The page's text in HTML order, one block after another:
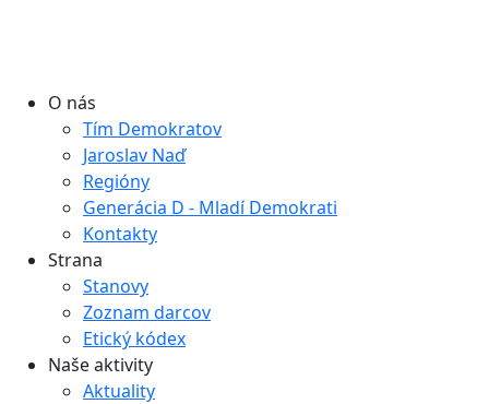
O nás
Tím Demokratov
Jaroslav Naď
Regióny
Generácia D - Mladí Demokrati
Kontakty
Strana
Stanovy
Zoznam darcov
Etický kódex
Naše aktivity
Aktuality